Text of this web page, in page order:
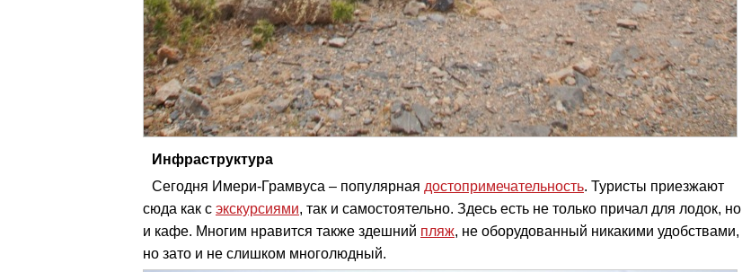
Инфраструктура
Сегодня Имери-Грамвуса – популярная достопримечательность. Туристы приезжают
сюда как с экскурсиями, так и самостоятельно. Здесь есть не только причал для лодок, но
и кафе. Многим нравится также здешний пляж, не оборудованный никакими удобствами,
но зато и не слишком многолюдный.